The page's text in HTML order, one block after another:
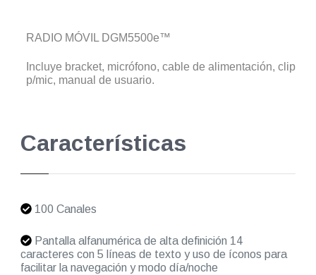
RADIO MÓVIL DGM5500e™
Incluye bracket, micrófono, cable de alimentación, clip
p/mic, manual de usuario.
Características
100 Canales
Pantalla alfanumérica de alta definición 14
caracteres con 5 líneas de texto y uso de íconos para
facilitar la navegación y modo día/noche